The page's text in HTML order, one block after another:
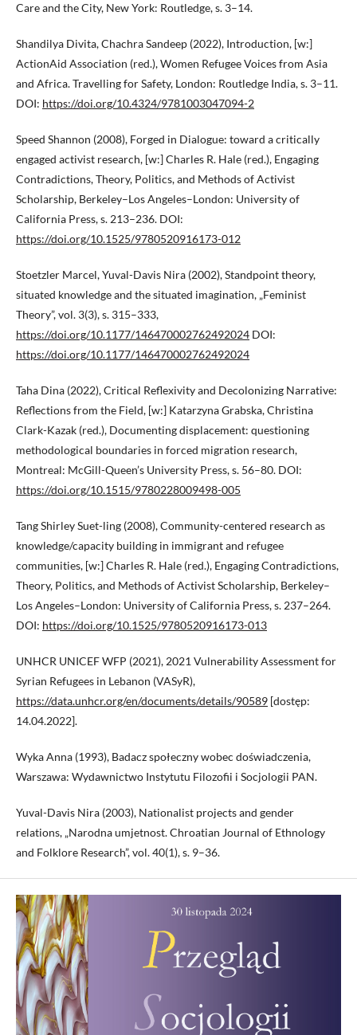
Care and the City, New York: Routledge, s. 3–14.
Shandilya Divita, Chachra Sandeep (2022), Introduction, [w:]
ActionAid Association (red.), Women Refugee Voices from Asia
and Africa. Travelling for Safety, London: Routledge India, s. 3–11.
DOI: https://doi.org/10.4324/9781003047094-2
Speed Shannon (2008), Forged in Dialogue: toward a critically
engaged activist research, [w:] Charles R. Hale (red.), Engaging
Contradictions, Theory, Politics, and Methods of Activist
Scholarship, Berkeley–Los Angeles–London: University of
California Press, s. 213–236. DOI:
https://doi.org/10.1525/9780520916173-012
Stoetzler Marcel, Yuval-Davis Nira (2002), Standpoint theory,
situated knowledge and the situated imagination, „Feminist
Theory”, vol. 3(3), s. 315–333,
https://doi.org/10.1177/146470002762492024 DOI:
https://doi.org/10.1177/146470002762492024
Taha Dina (2022), Critical Reflexivity and Decolonizing Narrative:
Reflections from the Field, [w:] Katarzyna Grabska, Christina
Clark-Kazak (red.), Documenting displacement: questioning
methodological boundaries in forced migration research,
Montreal: McGill-Queen’s University Press, s. 56–80. DOI:
https://doi.org/10.1515/9780228009498-005
Tang Shirley Suet-ling (2008), Community-centered research as
knowledge/capacity building in immigrant and refugee
communities, [w:] Charles R. Hale (red.), Engaging Contradictions,
Theory, Politics, and Methods of Activist Scholarship, Berkeley–
Los Angeles–London: University of California Press, s. 237–264.
DOI: https://doi.org/10.1525/9780520916173-013
UNHCR UNICEF WFP (2021), 2021 Vulnerability Assessment for
Syrian Refugees in Lebanon (VASyR),
https://data.unhcr.org/en/documents/details/90589 [dostęp:
14.04.2022].
Wyka Anna (1993), Badacz społeczny wobec doświadczenia,
Warszawa: Wydawnictwo Instytutu Filozofii i Socjologii PAN.
Yuval-Davis Nira (2003), Nationalist projects and gender
relations, „Narodna umjetnost. Chroatian Journal of Ethnology
and Folklore Research”, vol. 40(1), s. 9–36.